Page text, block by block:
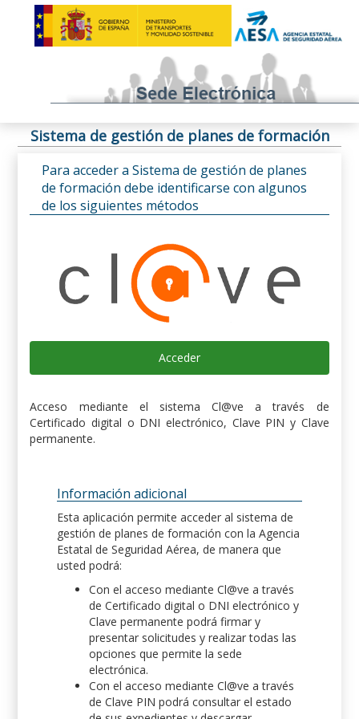
Sistema de gestión de planes de formación
Para acceder a Sistema de gestión de planes
de formación debe identificarse con algunos
de los siguientes métodos
Acceder
Acceso mediante el sistema Cl@ve a través de
Certificado digital o DNI electrónico, Clave PIN y Clave
permanente.
Información adicional
Esta aplicación permite acceder al sistema de
gestión de planes de formación con la Agencia
Estatal de Seguridad Aérea, de manera que
usted podrá:
Con el acceso mediante Cl@ve a través
de Certificado digital o DNI electrónico y
Clave permanente podrá firmar y
presentar solicitudes y realizar todas las
opciones que permite la sede
electrónica.
Con el acceso mediante Cl@ve a través
de Clave PIN podrá consultar el estado